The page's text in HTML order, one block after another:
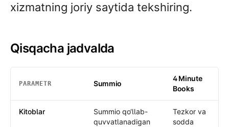
xizmatning joriy saytida tekshiring.
Qisqacha jadvalda
PARAMETR Summio
4 Minute
Books
Kitoblar
Summio qo‘llab-
quvvatlanadigan
Tezkor va
sodda